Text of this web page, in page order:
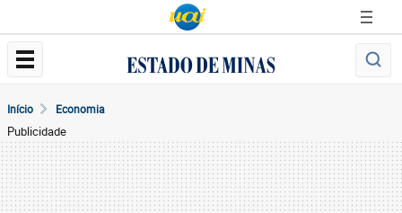
Início Economia
Publicidade